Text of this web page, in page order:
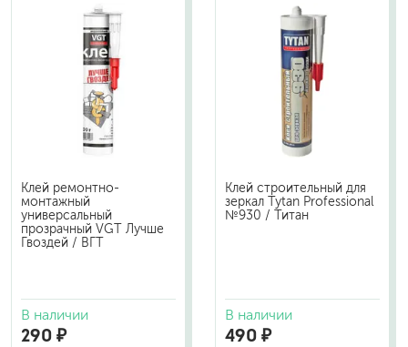
Клей ремонтно-
монтажный
универсальный
прозрачный VGT Лучше
Гвоздей / ВГТ
В наличии
290 ₽
Клей строительный для
зеркал Tytan Professional
№930 / Титан
В наличии
490 ₽